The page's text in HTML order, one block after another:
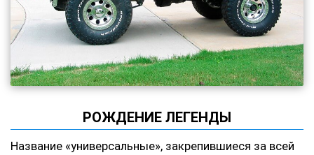
РОЖДЕНИЕ ЛЕГЕНДЫ
Название «универсальные», закрепившиеся за всей